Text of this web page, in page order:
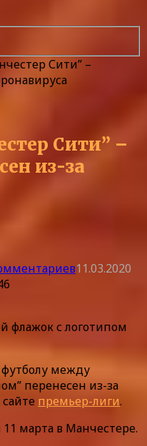
Сити” –
Сити” –
из-за
11.03.2020
флажок с логотипом
между
перенесен из-за
премьер-лиги.
марта в Манчестере.